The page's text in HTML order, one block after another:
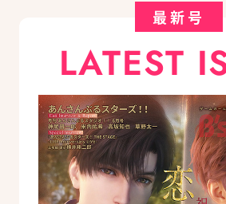
最新号
LATEST